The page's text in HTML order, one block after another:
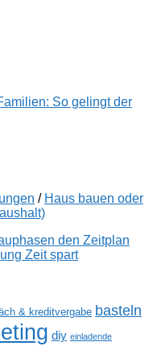
So gelingt der
/ Haus bauen oder
den Zeitplan
Zeit spart
& kreditvergabe basteln
diy einladende